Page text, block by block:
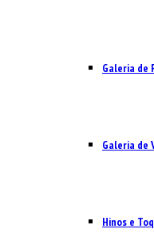
Galeria de
Galeria de
Hinos e